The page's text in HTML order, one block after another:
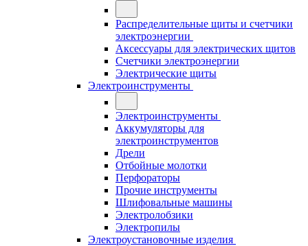
Распределительные щиты и счетчики
электроэнергии
Аксессуары для электрических щитов
Счетчики электроэнергии
Электрические щиты
Электроинструменты
Электроинструменты
Аккумуляторы для
электроинструментов
Дрели
Отбойные молотки
Перфораторы
Прочие инструменты
Шлифовальные машины
Электролобзики
Электропилы
Электроустановочные изделия